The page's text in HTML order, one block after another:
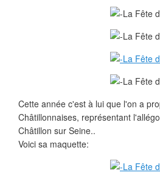
Cette année c'est à lui que l'on a
Châtillonnaises, représentant
Châtillon sur Seine..
Voici sa maquette: